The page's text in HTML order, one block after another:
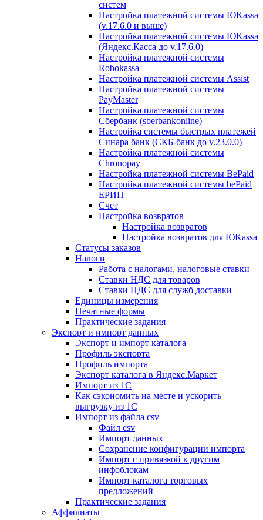
систем
Настройка платежной системы ЮKassa
(v.17.6.0 и выше)
Настройка платежной системы ЮKassa
(Яндекс.Касса до v.17.6.0)
Настройка платежной системы
Robokassa
Настройка платежной системы Assist
Настройка платежной системы
PayMaster
Настройка платежной системы
Сбербанк (sberbankonline)
Настройка системы быстрых платежей
Синара банк (СКБ-банк до v.23.0.0)
Настройка платежной системы
Chronopay
Настройка платежной системы BePaid
Настройка платежной системы bePaid
ЕРИП
Счет
Настройка возвратов
Настройка возвратов
Настройка возвратов для ЮKassa
Статусы заказов
Налоги
Работа с налогами, налоговые ставки
Ставки НДС для товаров
Ставки НДС для служб доставки
Единицы измерения
Печатные формы
Практические задания
Экспорт и импорт данных
Экспорт и импорт каталога
Профиль экспорта
Профиль импорта
Экспорт каталога в Яндекс.Маркет
Импорт из 1С
Как сэкономить на месте и ускорить
выгрузку из 1С
Импорт из файла csv
Файл csv
Импорт данных
Сохранение конфигурации импорта
Импорт с привязкой к другим
инфоблокам
Импорт каталога торговых
предложений
Практические задания
Аффилиаты